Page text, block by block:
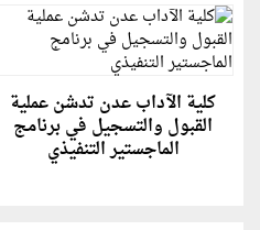
كلية الآداب عدن تدشن عملية
القبول والتسجيل في برنامج
الماجستير التنفيذي